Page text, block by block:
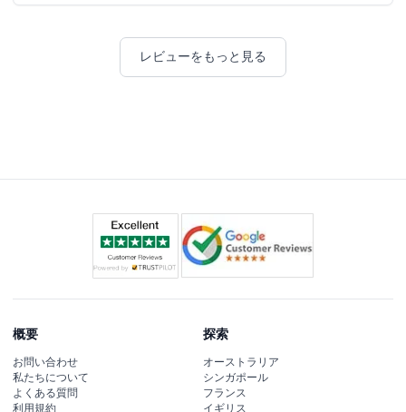
レビューをもっと見る
概要
お問い合わせ
私たちについて
よくある質問
利用規約
探索
オーストラリア
シンガポール
フランス
イギリス